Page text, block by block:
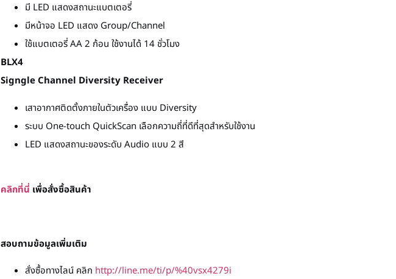
มี LED แสดงสถานะแบตเตอรี่
มีหน้าจอ LED แสดง Group/Channel
ใช้แบตเตอรี่ AA 2 ก้อน ใช้งานได้ 14 ชั่วโมง
BLX4
Signgle Channel Diversity Receiver
เสาอากาศติดตั้งภายในตัวเครื่อง แบบ Diversity
ระบบ One-touch QuickScan เลือกความถี่ที่ดีที่สุดสำหรับใช้งาน
LED แสดงสถานะของระดับ Audio แบบ 2 สี
คลิกที่นี่ เพื่อสั่งซื้อสินค้า
สอบถามข้อมูลเพิ่มเติม
สั่งซื้อทางไลน์ คลิก http://line.me/ti/p/%40vsx4279i